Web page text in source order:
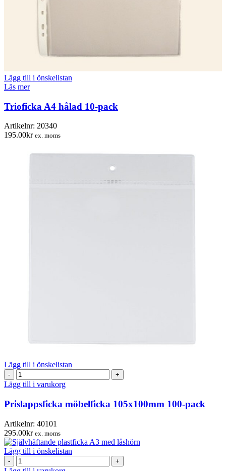
Lägg till i önskelistan
Läs mer
Trioficka A4 hålad 10-pack
Artikelnr: 20340
195.00kr ex. moms
Lägg till i önskelistan
Prislappsficka
möbelficka
105x100mm
100-
pack
Lägg till i varukorg
Prislappsficka möbelficka 105x100mm 100-pack
Artikelnr: 40101
295.00kr ex. moms
Lägg till i önskelistan
Självhäftande
plastficka